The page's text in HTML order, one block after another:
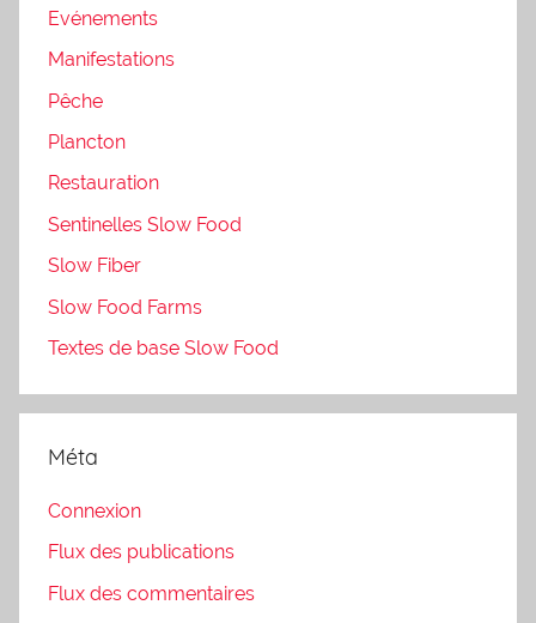
Evénements
Manifestations
Pêche
Plancton
Restauration
Sentinelles Slow Food
Slow Fiber
Slow Food Farms
Textes de base Slow Food
Méta
Connexion
Flux des publications
Flux des commentaires